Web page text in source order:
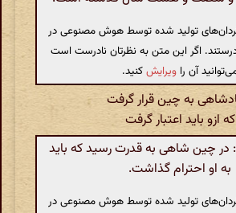
تولید شده توسط هوش مصنوعی در
اگر این متن به نظرتان نادرست است
آن را ویرایشکنید.
به چین قرار گرفت
که ازو باید اعتبار گرفت
چین شاهی به قدرت رسید که باید
به او احترام گذاشت.
تولید شده توسط هوش مصنوعی در